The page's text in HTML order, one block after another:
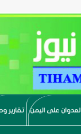
العدوان على اليمن تقارير